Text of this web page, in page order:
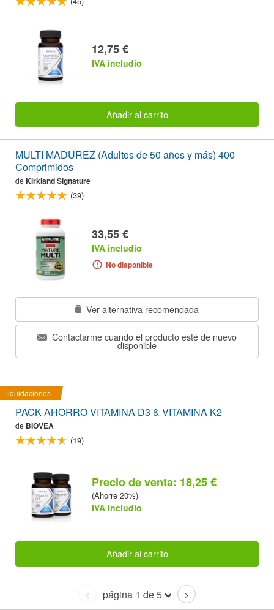
12,75 €
IVA includio
Añadir al carrito
MULTI MADUREZ (Adultos de 50 años y más) 400
Comprimidos
de Kirkland Signature
(39)
33,55 €
IVA includio
No disponible
Ver alternativa recomendada
Contactarme cuando el producto esté de nuevo
disponible
liquidaciones
PACK AHORRO VITAMINA D3 & VITAMINA K2
de BIOVEA
(19)
Precio de venta: 18,25 €
(Ahorre 20%)
IVA includio
Añadir al carrito
< página 1 de 5 >